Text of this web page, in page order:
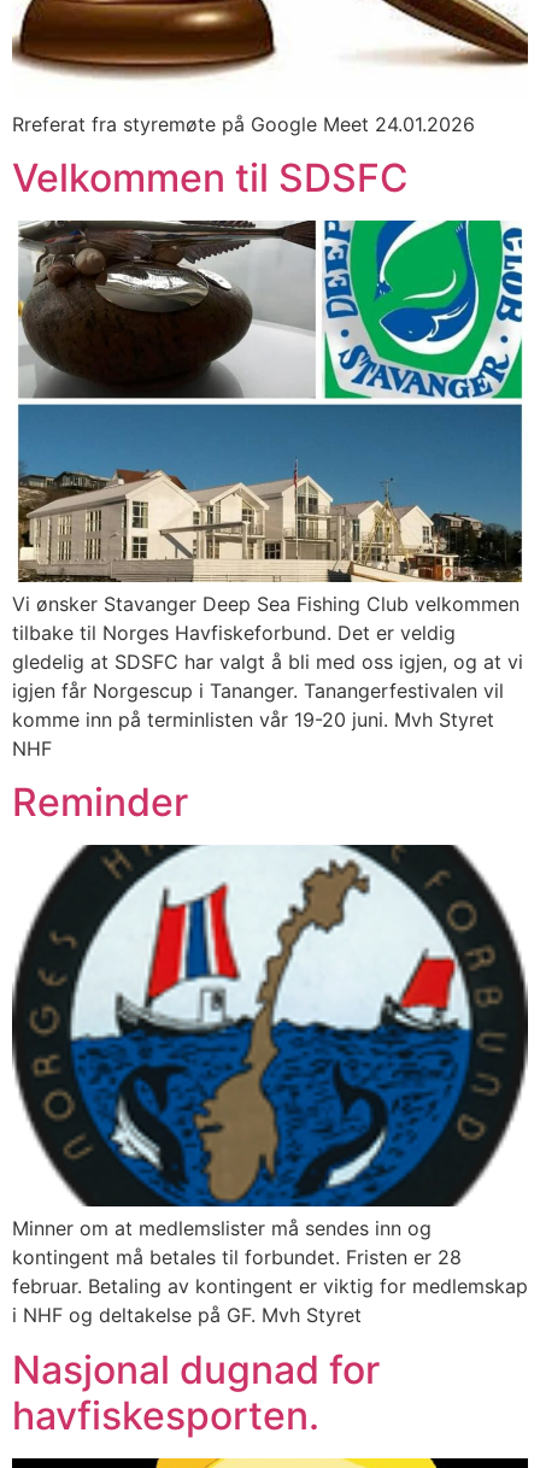
Rreferat fra styremøte på Google Meet 24.01.2026
Velkommen til SDSFC
Vi ønsker Stavanger Deep Sea Fishing Club velkommen
tilbake til Norges Havfiskeforbund. Det er veldig
gledelig at SDSFC har valgt å bli med oss igjen, og at vi
igjen får Norgescup i Tananger. Tanangerfestivalen vil
komme inn på terminlisten vår 19-20 juni. Mvh Styret
NHF
Reminder
Minner om at medlemslister må sendes inn og
kontingent må betales til forbundet. Fristen er 28
februar. Betaling av kontingent er viktig for medlemskap
i NHF og deltakelse på GF. Mvh Styret
Nasjonal dugnad for
havfiskesporten.